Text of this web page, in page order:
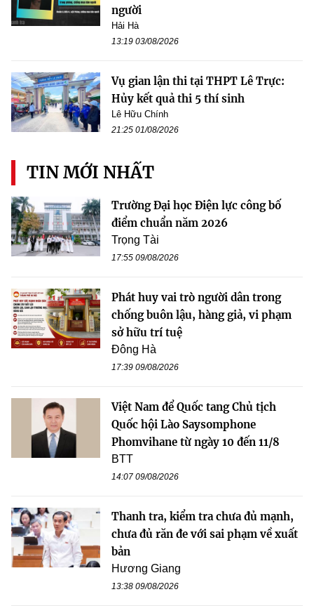
người
Hải Hà
13:19 03/08/2026
Vụ gian lận thi tại THPT Lê Trực:
Hủy kết quả thi 5 thí sinh
Lê Hữu Chính
21:25 01/08/2026
TIN MỚI NHẤT
Trường Đại học Điện lực công bố
điểm chuẩn năm 2026
Trọng Tài
17:55 09/08/2026
Phát huy vai trò người dân trong
chống buôn lậu, hàng giả, vi phạm
sở hữu trí tuệ
Đông Hà
17:39 09/08/2026
Việt Nam để Quốc tang Chủ tịch
Quốc hội Lào Saysomphone
Phomvihane từ ngày 10 đến 11/8
BTT
14:07 09/08/2026
Thanh tra, kiểm tra chưa đủ mạnh,
chưa đủ răn đe với sai phạm về xuất
bản
Hương Giang
13:38 09/08/2026